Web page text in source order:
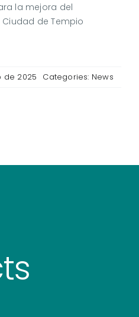
la mejora del
de Tempio
de 2025 Categories: News